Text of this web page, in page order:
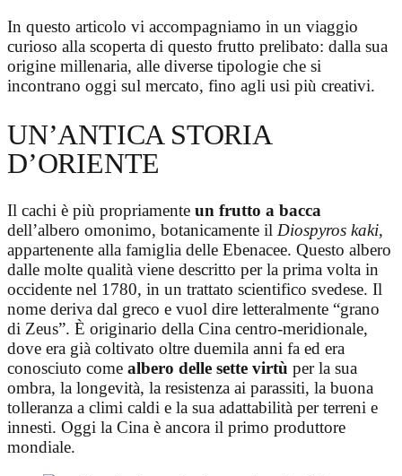
In questo articolo vi accompagniamo in un viaggio
curioso alla scoperta di questo frutto prelibato: dalla sua
origine millenaria, alle diverse tipologie che si
incontrano oggi sul mercato, fino agli usi più creativi.
UN’ANTICA STORIA
D’ORIENTE
Il cachi è più propriamente un frutto a bacca
dell’albero omonimo, botanicamente il Diospyros kaki,
appartenente alla famiglia delle Ebenacee. Questo albero
dalle molte qualità viene descritto per la prima volta in
occidente nel 1780, in un trattato scientifico svedese. Il
nome deriva dal greco e vuol dire letteralmente “grano
di Zeus”. È originario della Cina centro-meridionale,
dove era già coltivato oltre duemila anni fa ed era
conosciuto come albero delle sette virtù per la sua
ombra, la longevità, la resistenza ai parassiti, la buona
tolleranza a climi caldi e la sua adattabilità per terreni e
innesti. Oggi la Cina è ancora il primo produttore
mondiale.